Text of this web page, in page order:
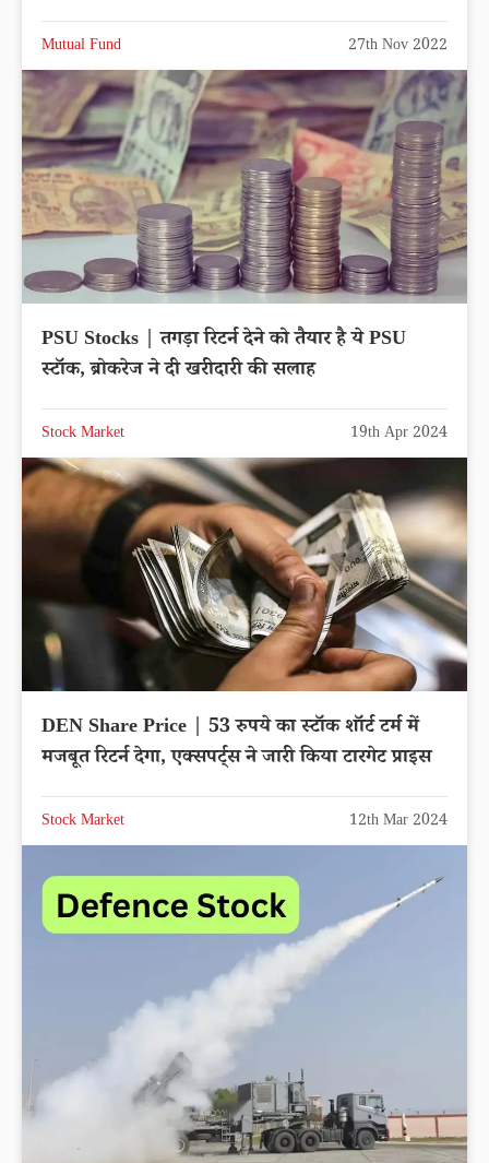
Mutual Fund 27th Nov 2022
PSU Stocks | तगड़ा रिटर्न देने को तैयार है ये PSU
स्टॉक, ब्रोकरेज ने दी खरीदारी की सलाह
Stock Market 19th Apr 2024
DEN Share Price | 53 रुपये का स्टॉक शॉर्ट टर्म में
मजबूत रिटर्न देगा, एक्सपर्ट्स ने जारी किया टारगेट प्राइस
Stock Market 12th Mar 2024